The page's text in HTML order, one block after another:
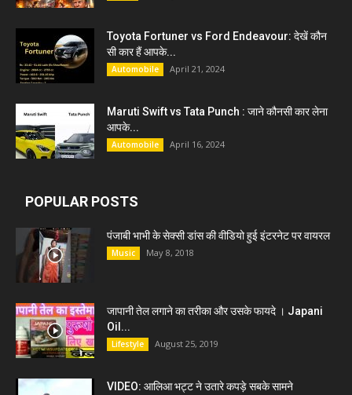
Toyota Fortuner vs Ford Endeavour: देखें कौन
सी कार हैं आपके...
Automobile April 21, 2024
Maruti Swift vs Tata Punch : जाने कौनसी कार लेना
आपके...
Automobile April 16, 2024
POPULAR POSTS
पंजाबी भाभी के सेक्सी डांस की वीडियो हुई इंटरनेट पर वायरल
Music May 8, 2018
जापानी तेल लगाने का तरीका और उसके फायदे । Japani
Oil...
Lifestyle August 25, 2019
VIDEO: आलिआ भट्ट ने उतारे कपड़े सबके सामने